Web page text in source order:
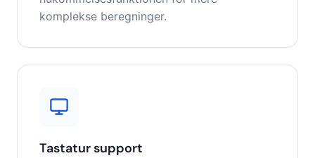
komplekse beregninger.
Tastatur support